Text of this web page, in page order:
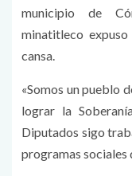
municipio de
minatitleco
cansa.
«Somos un pueblo
lograr la
Diputados sigo
programas sociales